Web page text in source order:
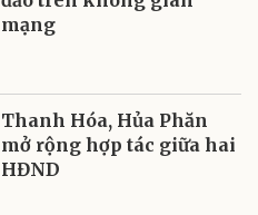
mạng
Thanh Hóa, Hủa Phăn
mở rộng hợp tác giữa hai
HĐND